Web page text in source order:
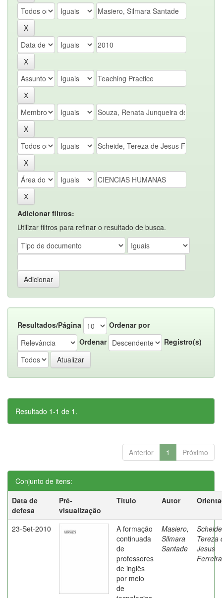
Adicionar filtros:
Utilizar filtros para refinar o resultado de busca.
Resultados/Página
Ordenar por
Ordenar
Registro(s)
Resultado 1-1 de 1.
Anterior 1 Próximo
Conjunto de itens:
Data de
defesa
Pré-
visualização
Título Autor
23-Set-2010
A formação
continuada
de
professores
de inglês
por meio
de
Masiero,
Silmara
Santade
Tereza
Jesus
Ferreira